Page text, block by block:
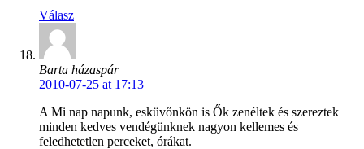
Válasz
Barta házaspár
2010-07-25 at 17:13
A Mi nap napunk, esküvőnkön is Ők zenéltek és szereztek
minden kedves vendégünknek nagyon kellemes és
feledhetetlen perceket, órákat.